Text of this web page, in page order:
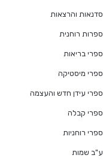
סדנאות והרצאות
ספרות רוחנית
ספרי בריאות
ספרי מיסטיקה
ספרי עידן חדש והעצמה
ספרי קבלה
ספרי רוחניות
ע"ב שמות